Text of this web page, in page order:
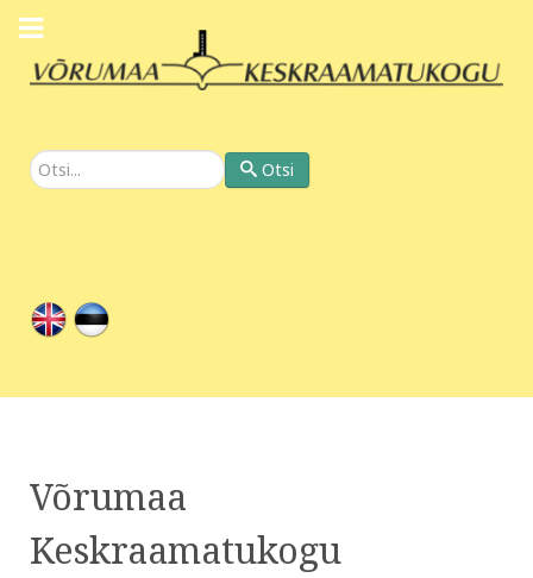
Otsi Otsi
Võrumaa
Keskraamatukogu